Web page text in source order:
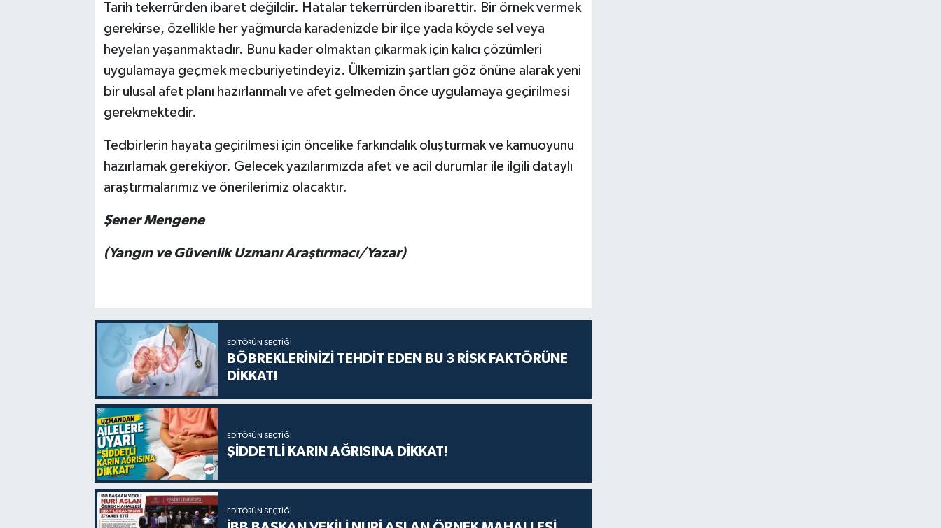
Tarih tekerrürden ibaret değildir. Hatalar tekerrürden ibarettir. Bir örnek vermek
gerekirse, özellikle her yağmurda karadenizde bir ilçe yada köyde sel veya
heyelan yaşanmaktadır. Bunu kader olmaktan çıkarmak için kalıcı çözümleri
uygulamaya geçmek mecburiyetindeyiz. Ülkemizin şartları göz önüne alarak yeni
bir ulusal afet planı hazırlanmalı ve afet gelmeden önce uygulamaya geçirilmesi
gerekmektedir.
Tedbirlerin hayata geçirilmesi için öncelike farkındalık oluşturmak ve kamuoyunu
hazırlamak gerekiyor. Gelecek yazılarımızda afet ve acil durumlar ile ilgili dataylı
araştırmalarımız ve önerilerimiz olacaktır.
Şener Mengene
(Yangın ve Güvenlik Uzmanı Araştırmacı/Yazar)
EDITÖRÜN SEÇTIĞI
BÖBREKLERİNİZİ TEHDİT EDEN BU 3 RİSK FAKTÖRÜNE
DİKKAT!
EDITÖRÜN SEÇTIĞI
ŞİDDETLİ KARIN AĞRISINA DİKKAT!
EDITÖRÜN SEÇTIĞI